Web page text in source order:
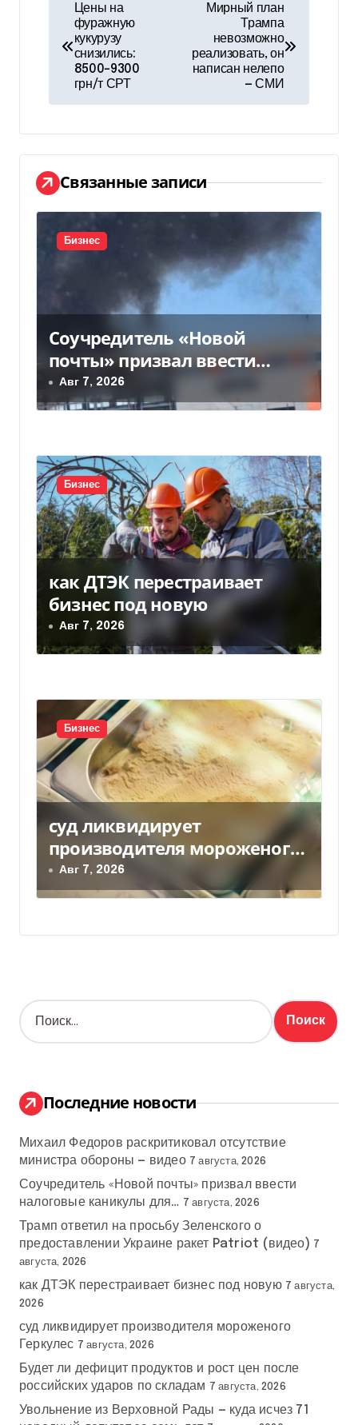
и
г
а
ц
и
я
о
з
а
и
с
я
м
Цены на
фуражную
кукурузу
снизились:
8500–9300
грн/т СРТ
Мирный план
Трампа
невозможно
реализовать, он
написан нелепо
— СМИ
Связанные записи
Бизнес
Соучредитель «Новой
почты» призвал ввести
налоговые каникулы для…
Авг 7, 2026
Бизнес
как ДТЭК перестраивает
бизнес под новую
Авг 7, 2026
Бизнес
суд ликвидирует
производителя мороженого
Геркулес
Авг 7, 2026
Н
а
:
Последние новости
Михаил Федоров раскритиковал отсутствие
министра обороны — видео 7 августа, 2026
Соучредитель «Новой почты» призвал ввести
налоговые каникулы для… 7 августа, 2026
Трамп ответил на просьбу Зеленского о
предоставлении Украине ракет Patriot (видео) 7
августа, 2026
как ДТЭК перестраивает бизнес под новую 7 августа,
2026
суд ликвидирует производителя мороженого
Геркулес 7 августа, 2026
Будет ли дефицит продуктов и рост цен после
российских ударов по складам 7 августа, 2026
Увольнение из Верховной Рады — куда исчез 71